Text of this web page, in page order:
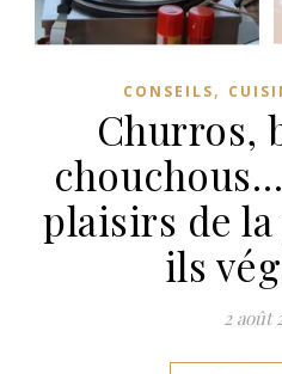
CONSEILS,
Churros,
plaisirs de
ils
2 août